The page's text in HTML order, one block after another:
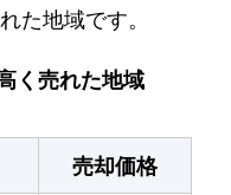
た地域です。
く売れた地域
売却価格